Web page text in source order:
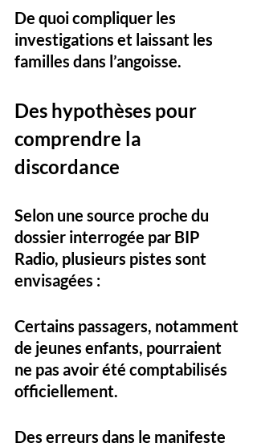
De quoi compliquer les
investigations et laissant les
familles dans l’angoisse.
Des hypothèses pour
comprendre la
discordance
Selon une source proche du
dossier interrogée par BIP
Radio, plusieurs pistes sont
envisagées :
Certains passagers, notamment
de jeunes enfants, pourraient
ne pas avoir été comptabilisés
officiellement.
Des erreurs dans le manifeste